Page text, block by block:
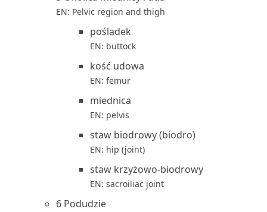
EN: Pelvic region and thigh
pośladek
EN: buttock
kość udowa
EN: femur
miednica
EN: pelvis
staw biodrowy (biodro)
EN: hip (joint)
staw krzyżowo-biodrowy
EN: sacroiliac joint
6 Podudzie